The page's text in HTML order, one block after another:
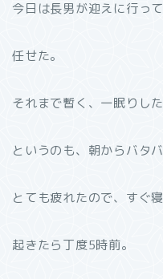
今日は長男が迎えに行っ
任せた。
それまで暫く、一眠りし
というのも、朝からバタ
とても疲れたので、すぐ寝
起きたら丁度5時前。